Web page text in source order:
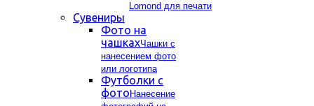
Lomond для печати
Сувениры
Фото на
чашкахЧашки с
нанесением фото
или логотипа
Футболки с
фото Нанесение